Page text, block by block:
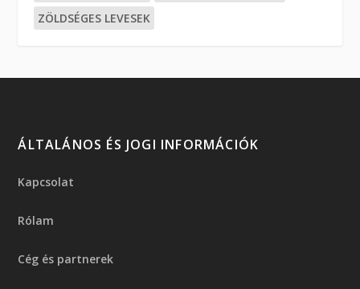
ZÖLDSÉGES LEVESEK
ÁLTALÁNOS ÉS JOGI INFORMÁCIÓK
Kapcsolat
Rólam
Cég és partnerek